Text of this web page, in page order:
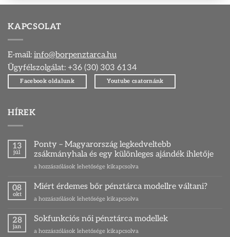
KAPCSOLAT
E-mail: info@borpenztarca.hu
Ügyfélszolgálat: +36 (30) 303 6134
Facebook oldalunk Youtube csatornánk
HÍREK
13
júl
Ponty – Magyarország legkedveltebb
zsákmányhala és egy különleges ajándék ihletője
Ponty
Magyarország
zsákmányhala
egy
különleges
a hozzászólások lehetősége kikapcsolva
08
okt
Miért érdemes bőr pénztárca modellre váltani?
Miért
bőr
modellre
a hozzászólások lehetősége kikapcsolva
28
jan
Sokfunkciós női pénztárca modellek
Sokfunkciós
a hozzászólások lehetősége kikapcsolva